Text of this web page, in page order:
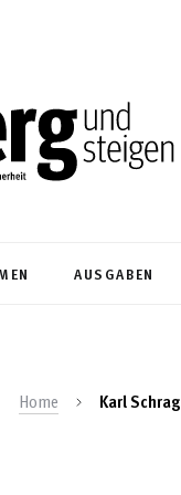
AUSGABEN
Home Karl Schrag